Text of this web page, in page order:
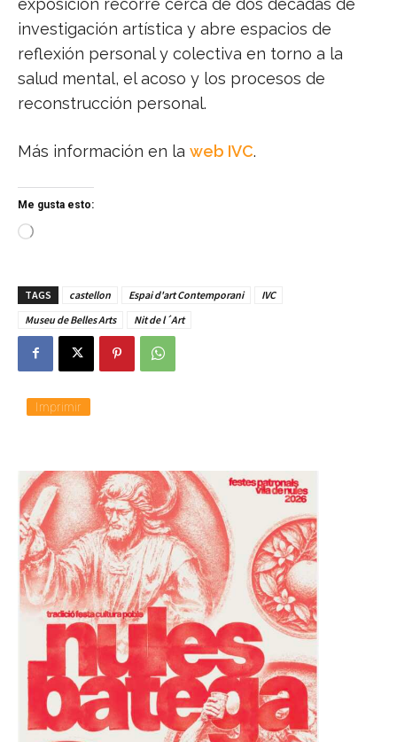
exposición recorre cerca de dos décadas de
investigación artística y abre espacios de
reflexión personal y colectiva en torno a la
salud mental, el acoso y los procesos de
reconstrucción personal.
Más información en la web IVC.
Me gusta esto:
C
a
o
.
.
TAGS castellon Espai d'art Contemporani
IVC
Museu de Belles Arts
Nit de l´Art
Imprimir